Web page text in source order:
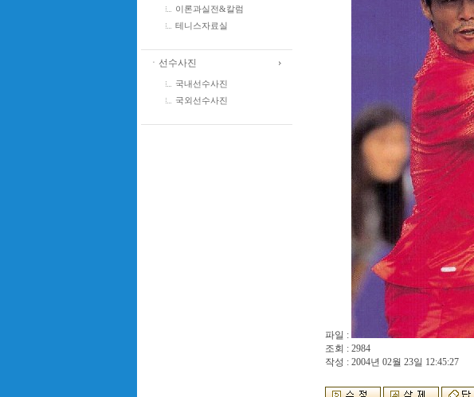
이론과실전&칼럼
테니스자료실
ㆍ선수사진
국내선수사진
국외선수사진
파일 :
조회 : 2984
작성 : 2004년 02월 23일 12:45:27